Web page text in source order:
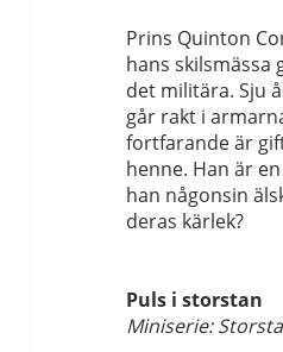
Prins Quinton
hans skilsmässa
det militära. Sju
går rakt i
fortfarande är
henne. Han är
han någonsin
deras kärlek?
Puls i storstan
Miniserie: